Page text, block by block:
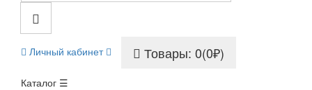
Личный кабинет Товары: 0(0₽)
Каталог ☰